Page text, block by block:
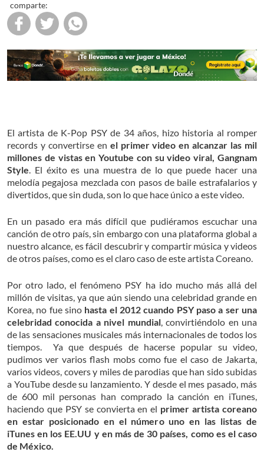
comparte:
El artista de K-Pop PSY de 34 años, hizo historia al romper
records y convertirse en el primer video en alcanzar las mil
millones de vistas en Youtube con su video viral, Gangnam
Style . El éxito es una muestra de lo que puede hacer una
melodía pegajosa mezclada con pasos de baile estrafalarios y
divertidos, que sin duda, son lo que hace único a este video.
En un pasado era más difícil que pudiéramos escuchar una
canción de otro país, sin embargo con una plataforma global a
nuestro alcance, es fácil descubrir y compartir música y videos
de otros países, como es el claro caso de este artista Coreano.
Por otro lado, el fenómeno PSY ha ido mucho más allá del
millón de visitas, ya que aún siendo una celebridad grande en
Korea, no fue sino hasta el 2012 cuando PSY paso a ser una
celebridad conocida a nivel mundial, convirtiéndolo en una
de las sensaciones musicales más internacionales de todos los
tiempos. Ya que después de hacerse popular su video,
pudimos ver varios flash mobs como fue el caso de Jakarta,
varios videos, covers y miles de parodias que han sido subidas
a YouTube desde su lanzamiento. Y desde el mes pasado, más
de 600 mil personas han comprado la canción en iTunes,
haciendo que PSY se convierta en el primer artista coreano
en estar posicionado en el número uno en las listas de
iTunes en los EE.UU y en más de 30 países, como es el caso
de México.